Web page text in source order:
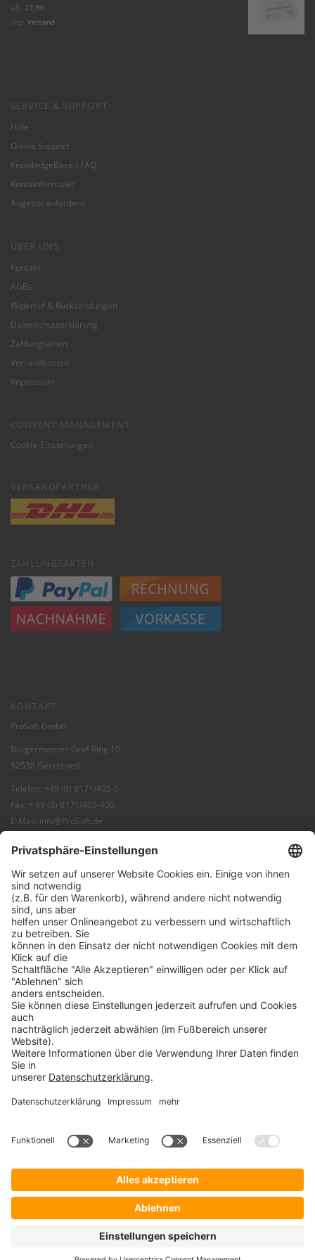
Bewertet mit
5.00 von 5
ab 27,99
zzgl. Versand
SERVICE & SUPPORT
Hilfe
Online Support
KnowledgeBase / FAQ
Kontaktformular
Angebot anfordern
ÜBER UNS
Kontakt
AGBs
Widerruf & Rücksendungen
Datenschutzerklärung
Zahlungsarten
Versandkosten
Impressum
CONSENT MANAGEMENT
Cookie-Einstellungen
VERSANDPARTNER
ZAHLUNGSARTEN
KONTAKT
ProSoft GmbH
Bürgermeister-Graf-Ring 10
82538 Geretsried
Telefon: +49 (0) 8171/405-0
Fax: + 49 (0) 8171/405-400
E-Mail: info@ProSoft.de
Web:
ProSoft
ProBlog
FAQ:Knowledgebase
Shop:ProSecurity
30+ JAHRE IT-KOMPETENZ
SICHERHEIT
2026 Alle Rechte vorbehalten – Verkauf nur an Unternehmer,
Verbraucher i.S.d. § 13 BGB.